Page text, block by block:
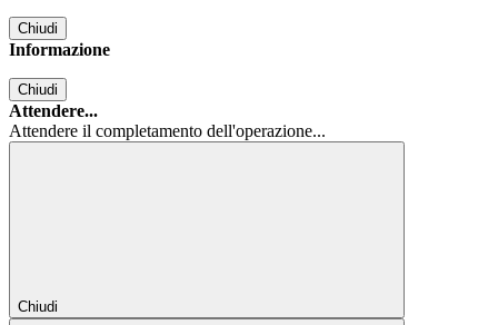
Chiudi
Informazione
Chiudi
Attendere...
Attendere il completamento dell'operazione...
Chiudi